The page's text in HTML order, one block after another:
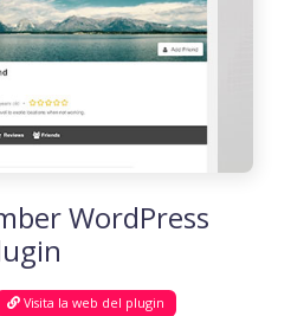
WordPress
Visita la web del plugin